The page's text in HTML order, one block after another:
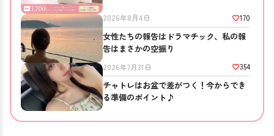
2026年8月4日 170
女性たちの報告はドラマチック、私の報
告はまさかの空振り
2026年7月31日 354
チャトレはお盆で差がつく！今からでき
る準備のポイント♪